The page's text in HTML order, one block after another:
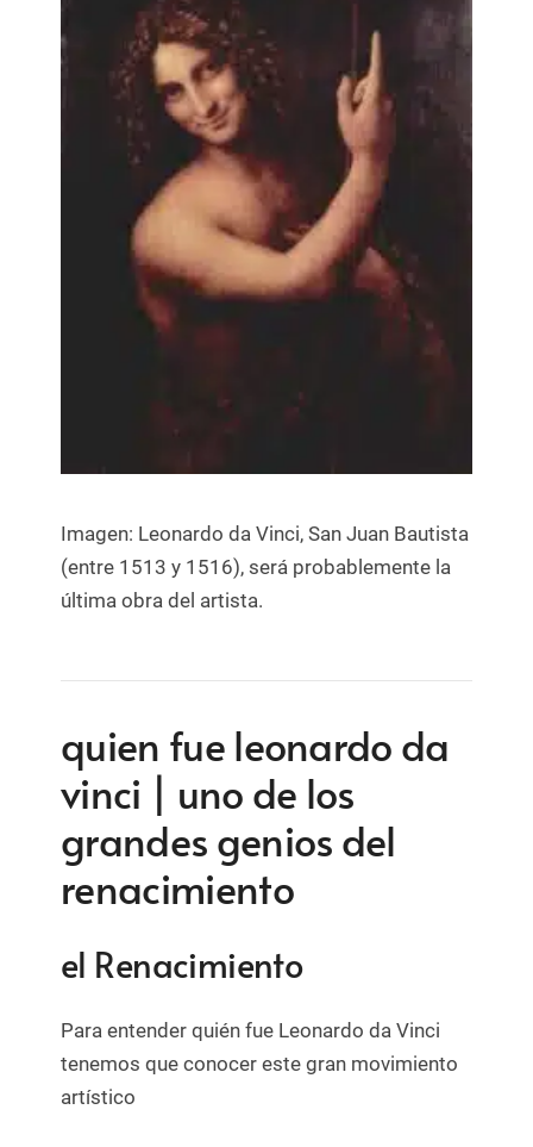
Imagen: Leonardo da Vinci, San Juan Bautista
(entre 1513 y 1516), será probablemente la
última obra del artista.
quien fue leonardo da
vinci | uno de los
grandes genios del
renacimiento
el Renacimiento
Para entender quién fue Leonardo da Vinci
tenemos que conocer este gran movimiento
artístico